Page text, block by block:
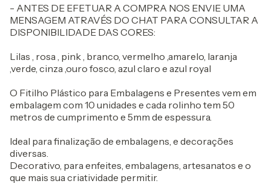
- ANTES DE EFETUAR A COMPRA NOS ENVIE UMA
MENSAGEM ATRAVÉS DO CHAT PARA CONSULTAR A
DISPONIBILIDADE DAS CORES:
Lilas , rosa , pink , branco, vermelho ,amarelo, laranja
,verde, cinza ,ouro fosco, azul claro e azul royal
O Fitilho Plástico para Embalagens e Presentes vem em
embalagem com 10 unidades e cada rolinho tem 50
metros de cumprimento e 5mm de espessura.
Ideal para finalização de embalagens, e decorações
diversas.
Decorativo, para enfeites, embalagens, artesanatos e o
que mais sua criatividade permitir.